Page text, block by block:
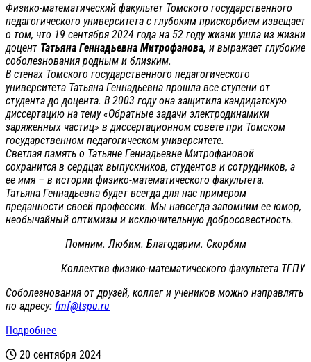
Физико-математический факультет Томского государственного
педагогического университета с глубоким прискорбием извещает
о том, что 19 сентября 2024 года на 52 году жизни ушла из жизни
доцент Татьяна Геннадьевна Митрофанова, и выражает глубокие
соболезнования родным и близким.
В стенах Томского государственного педагогического
университета Татьяна Геннадьевна прошла все ступени от
студента до доцента. В 2003 году она защитила кандидатскую
диссертацию на тему «Обратные задачи электродинамики
заряженных частиц» в диссертационном совете при Томском
государственном педагогическом университете.
Светлая память о Татьяне Геннадьевне Митрофановой
сохранится в сердцах выпускников, студентов и сотрудников, а
ее имя – в истории физико-математического факультета.
Татьяна Геннадьевна будет всегда для нас примером
преданности своей профессии. Мы навсегда запомним ее юмор,
необычайный оптимизм и исключительную добросовестность.
Помним. Любим. Благодарим. Скорбим
Коллектив физико-математического факультета ТГПУ
Соболезнования от друзей, коллег и учеников можно направлять
по адресу: fmf@tspu.ru
Подробнее
20 сентября 2024